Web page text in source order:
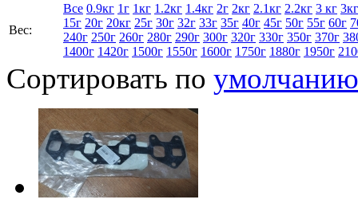
Вес:
Все 0.9кг 1г 1кг 1.2кг 1.4кг 2г 2кг 2.1кг 2.2кг 3 кг 3кг
15г 20г 20кг 25г 30г 32г 33г 35г 40г 45г 50г 55г 60г
240г 250г 260г 280г 290г 300г 320г 330г 350г 370г
1400г 1420г 1500г 1550г 1600г 1750г 1880г 1950г
Сортировать по умолчанию